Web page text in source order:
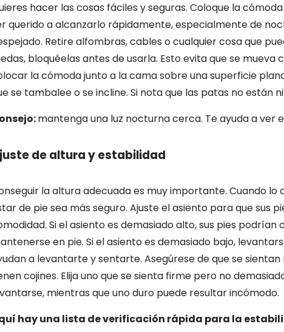
hacer las cosas fáciles y seguras. Coloque la
querido a alcanzarlo rápidamente, especialmente de
Retire alfombras, cables o cualquier cosa que
bloquéelas antes de usarla. Esto evita que se
la cómoda junto a la cama sobre una superficie
se tambalee o se incline. Si nota que las patas no están
mantenga una luz nocturna cerca. Te ayuda a ver
de altura y estabilidad
la altura adecuada es muy importante. Cuando
de pie sea más seguro. Ajuste el asiento para que sus
Si el asiento es demasiado alto, sus pies
en pie. Si el asiento es demasiado bajo,
a levantarte y sentarte. Asegúrese de que se
cojines. Elija uno que se sienta firme pero no
mientras que uno duro puede resultar incómodo.
hay una lista de verificación rápida para la